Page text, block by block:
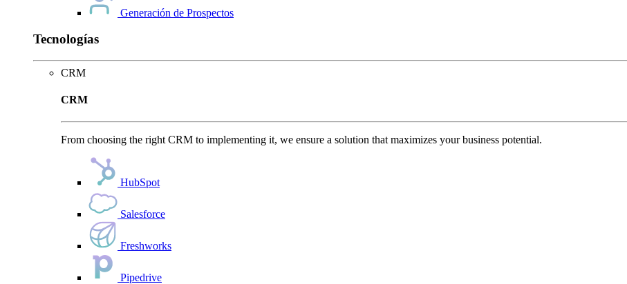
Generación de Prospectos
Tecnologías
CRM
CRM
From choosing the right CRM to implementing it, we ensure a solution that maximizes your business potential.
HubSpot
Salesforce
Freshworks
Pipedrive